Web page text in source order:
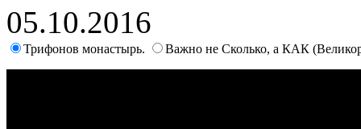
05.10.2016
Трифонов монастырь. Важно не Сколько, а КАК